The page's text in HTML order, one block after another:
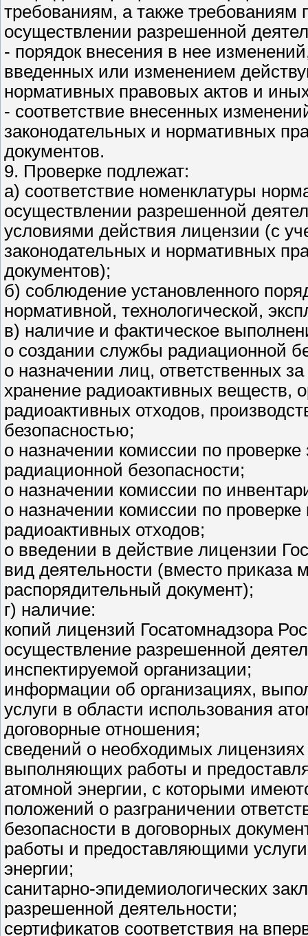
требованиям, а также требованиям
осуществлении разрешенной
- порядок внесения в нее
введенных или изменением
нормативных правовых актов и
- соответствие внесенных
законодательных и нормативных
документов.
9. Проверке подлежат:
а) соответствие номенклатуры
осуществлении разрешенной
условиями действия лицензии (с
законодательных и нормативных
документов);
б) соблюдение установленного
нормативной, технологической,
в) наличие и фактическое
о создании службы радиационной
о назначении лиц, ответственных
хранение радиоактивных веществ,
радиоактивных отходов,
безопасностью;
о назначении комиссии по
радиационной безопасности;
о назначении комиссии по
о назначении комиссии по
радиоактивных отходов;
о введении в действие лицензии
вид деятельности (вместо приказа
распорядительный документ);
г) наличие:
копий лицензий Госатомнадзора
осуществление разрешенной
инспектируемой организации;
информации об организациях,
услуги в области использования
договорные отношения;
сведений о необходимых
выполняющих работы и
атомной энергии, с которыми
положений о разграничении
безопасности в договорных
работы и предоставляющими
энергии;
санитарно-эпидемиологических
разрешенной деятельности;
сертификатов соответствия на